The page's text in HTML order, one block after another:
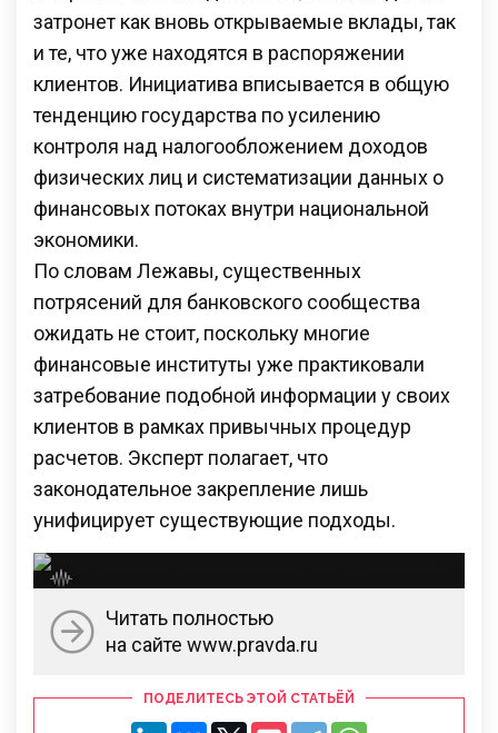
затронет как вновь открываемые вклады, так
и те, что уже находятся в распоряжении
клиентов. Инициатива вписывается в общую
тенденцию государства по усилению
контроля над налогообложением доходов
физических лиц и систематизации данных о
финансовых потоках внутри национальной
экономики.
По словам Лежавы, существенных
потрясений для банковского сообщества
ожидать не стоит, поскольку многие
финансовые институты уже практиковали
затребование подобной информации у своих
клиентов в рамках привычных процедур
расчетов. Эксперт полагает, что
законодательное закрепление лишь
унифицирует существующие подходы.
Читать полностью
на сайте www.pravda.ru
ПОДЕЛИТЕСЬ ЭТОЙ СТАТЬЁЙ